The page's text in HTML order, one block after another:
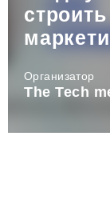
Организатор
The Tech